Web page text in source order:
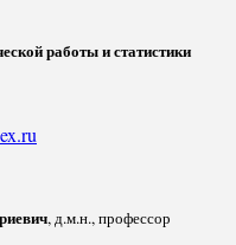
работы и статистики
, д.м.н., профессор